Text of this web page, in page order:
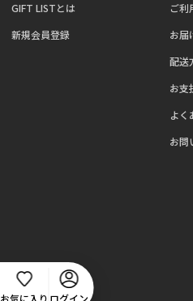
GIFT LISTとは
新規会員登録
ご利
お届
配送
お支
よく
お問
お気に入り ログイン